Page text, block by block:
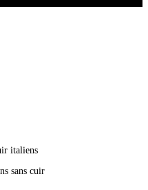
italiens
sans cuir